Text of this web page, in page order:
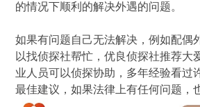
的情况下顺利的解决外遇的问题。
如果有问题自己无法解决，例如配偶
以找侦探社帮忙，优良侦探社推荐大
业人员可以侦探协助，多年经验看过
最佳建议，如果法律上有任何问题，